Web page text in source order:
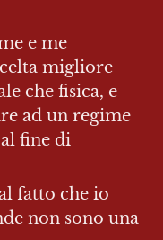
e me
migliore
che fisica, e
ad un regime
fine di
fatto che io
non sono una